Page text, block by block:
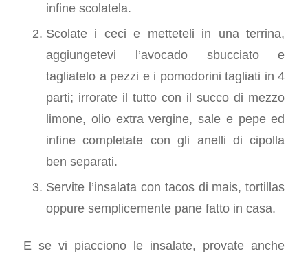
infine scolatela.
Scolate i ceci e metteteli in una terrina,
aggiungetevi l’avocado sbucciato e
tagliatelo a pezzi e i pomodorini tagliati in 4
parti; irrorate il tutto con il succo di mezzo
limone, olio extra vergine, sale e pepe ed
infine completate con gli anelli di cipolla
ben separati.
Servite l’insalata con tacos di mais, tortillas
oppure semplicemente pane fatto in casa.
E se vi piacciono le insalate, provate anche